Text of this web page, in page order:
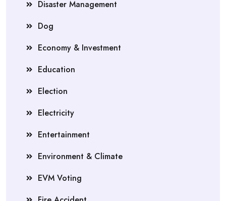
Disaster Management
Dog
Economy & Investment
Education
Election
Electricity
Entertainment
Environment & Climate
EVM Voting